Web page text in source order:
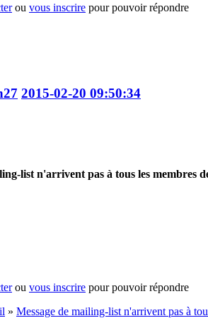
ou vous inscrire pour pouvoir répondre
2015-02-20 09:50:34
list n'arrivent pas à tous les membres
ou vous inscrire pour pouvoir répondre
» Message de mailing-list n'arrivent pas à